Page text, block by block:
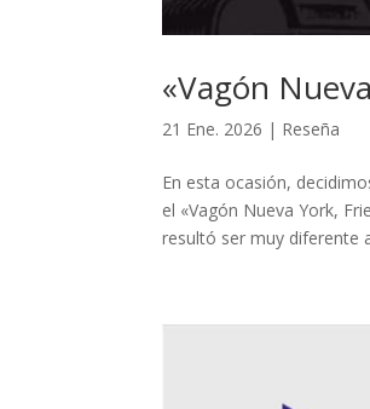
«Vagón
21 Ene. 2026 | Reseña
En esta ocasión,
el «Vagón Nueva York,
resultó ser muy diferente